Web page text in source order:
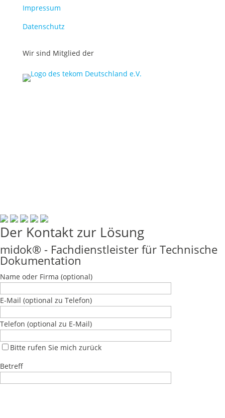
Impressum
Datenschutz
Wir sind Mitglied der
Der Kontakt zur Lösung
midok® - Fachdienstleister für Technische
Dokumentation
Name oder Firma (optional)
E-Mail (optional zu Telefon)
Telefon (optional zu E-Mail)
Bitte rufen Sie mich zurück
Betreff